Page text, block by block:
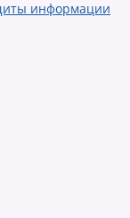
информации